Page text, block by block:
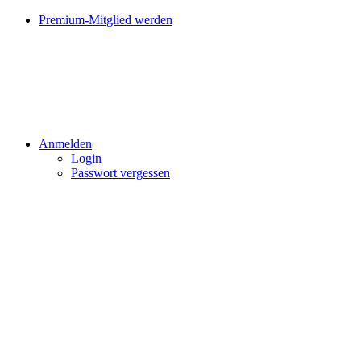
Premium-Mitglied werden
Anmelden
Login
Passwort vergessen